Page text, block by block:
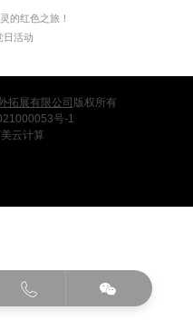
的红色之旅！
日活动
 
拓展有限公司 版权所有
号-1
云计算